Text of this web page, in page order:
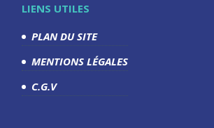
LIENS UTILES
PLAN DU SITE
MENTIONS LÉGALES
C.G.V